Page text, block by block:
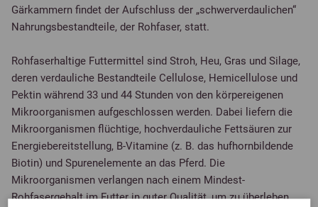
Gärkammern findet der Aufschluss der „schwerverdaulichen“
Nahrungsbestandteile, der Rohfaser, statt.
Rohfaserhaltige Futtermittel sind Stroh, Heu, Gras und Silage,
deren verdauliche Bestandteile Cellulose, Hemicellulose und
Pektin während 33 und 44 Stunden von den körpereigenen
Mikroorganismen aufgeschlossen werden. Dabei liefern die
Mikroorganismen flüchtige, hochverdauliche Fettsäuren zur
Energiebereitstellung, B-Vitamine (z. B. das hufhornbildende
Biotin) und Spurenelemente an das Pferd. Die
Mikroorganismen verlangen nach einem Mindest-
Rohfasergehalt im Futter in guter Qualität, um zu überleben.